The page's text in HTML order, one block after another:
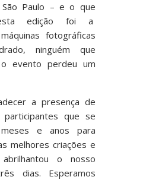
São Paulo – e o que
edição foi a
fotográficas
ninguém que
evento perdeu um
a presença de
que se
e anos para
melhores criações e
o nosso
dias. Esperamos